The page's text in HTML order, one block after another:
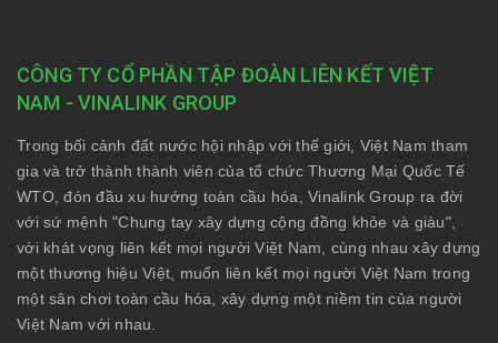
CÔNG TY CỔ PHẦN TẬP ĐOÀN LIÊN KẾT VIỆT
NAM - VINALINK GROUP
Trong bối cảnh đất nước hội nhập với thế giới, Việt Nam tham
gia và trở thành thành viên của tổ chức Thương Mại Quốc Tế
WTO, đón đầu xu hướng toàn cầu hóa, Vinalink Group ra đời
với sứ mệnh "Chung tay xây dựng cộng đồng khỏe và giàu",
với khát vọng liên kết mọi người Việt Nam, cùng nhau xây dựng
một thương hiệu Việt, muốn liên kết mọi người Việt Nam trong
một sân chơi toàn cầu hóa, xây dựng một niềm tin của người
Việt Nam với nhau.